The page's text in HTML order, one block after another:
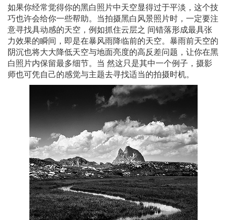
如果你经常觉得你的黑白照片中天空显得过于平淡，这个技
巧也许会给你一些帮助。当拍摄黑白风景照片时，一定要注
意寻找具动感的天空，例如抓住云层之 间错落形成最具张
力效果的瞬间，即是在暴风雨降临前的天空。暴雨前天空的
阴沉也将大大降低天空与地面亮度的高反差问题，让你在黑
白照片内保留最多细节。当 然这只是其中一个例子，摄影
师也可凭自己的感觉与主题去寻找适当的拍摄时机。